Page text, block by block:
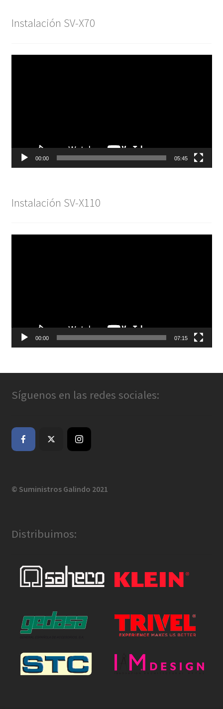
Instalación SV-X70
00:00 05:45
Instalación SV-X110
00:00 07:15
Síguenos en las redes sociales:
© Suministros Galindo 2021
Distribuimos: